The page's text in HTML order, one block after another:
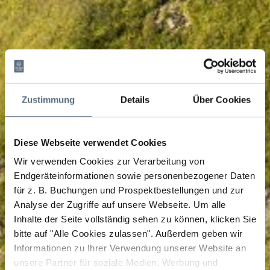
Zustimmung Details Über Cookies
Diese Webseite verwendet Cookies
Wir verwenden Cookies zur Verarbeitung von
Endgeräteinformationen sowie personenbezogener Daten
für z. B. Buchungen und Prospektbestellungen und zur
Analyse der Zugriffe auf unsere Webseite. Um alle
Inhalte der Seite vollständig sehen zu können, klicken Sie
bitte auf "Alle Cookies zulassen". Außerdem geben wir
Informationen zu Ihrer Verwendung unserer Website an
unsere Partner für soziale Medien, Werbung und